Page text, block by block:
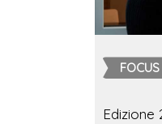
FOCUS
Edizione